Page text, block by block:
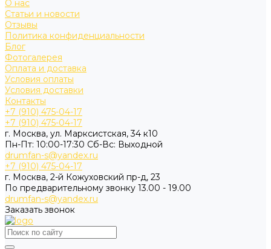
О нас
Статьи и новости
Отзывы
Политика конфиденциальности
Блог
Фотогалерея
Оплата и доставка
Условия оплаты
Условия доставки
Контакты
+7 (910) 475-04-17
+7 (910) 475-04-17
г. Москва, ул. Марксистская, 34 к10
Пн-Пт: 10:00-17:30 Cб-Вс: Выходной
drumfan-s@yandex.ru
+7 (910) 475-04-17
г. Москва, 2-й Кожуховский пр-д, 23
По предварительному звонку 13.00 - 19.00
drumfan-s@yandex.ru
Заказать звонок